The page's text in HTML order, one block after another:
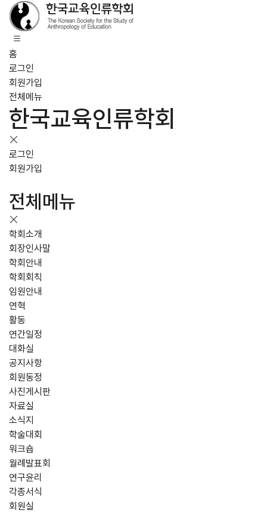
홈
로그인
회원가입
전체메뉴
한국교육인류학회
로그인
회원가입
전체메뉴
학회소개
회장인사말
학회안내
학회회칙
임원안내
연혁
활동
연간일정
대화실
공지사항
회원동정
사진게시판
자료실
소식지
학술대회
워크숍
월례발표회
연구윤리
각종서식
회원실